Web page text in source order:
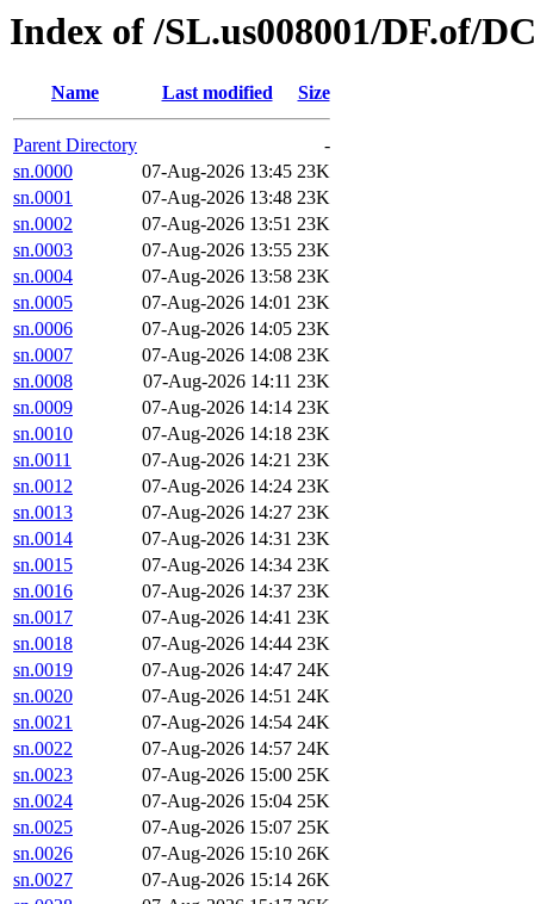
Index of /SL.us008001/DF.of/
Name Last modified Size
Parent Directory
-
sn.0000
07-Aug-2026 13:45 23K
sn.0001
07-Aug-2026 13:48 23K
sn.0002
07-Aug-2026 13:51 23K
sn.0003
07-Aug-2026 13:55 23K
sn.0004
07-Aug-2026 13:58 23K
sn.0005
07-Aug-2026 14:01 23K
sn.0006
07-Aug-2026 14:05 23K
sn.0007
07-Aug-2026 14:08 23K
sn.0008
07-Aug-2026 14:11 23K
sn.0009
07-Aug-2026 14:14 23K
sn.0010
07-Aug-2026 14:18 23K
sn.0011
07-Aug-2026 14:21 23K
sn.0012
07-Aug-2026 14:24 23K
sn.0013
07-Aug-2026 14:27 23K
sn.0014
07-Aug-2026 14:31 23K
sn.0015
07-Aug-2026 14:34 23K
sn.0016
07-Aug-2026 14:37 23K
sn.0017
07-Aug-2026 14:41 23K
sn.0018
07-Aug-2026 14:44 23K
sn.0019
07-Aug-2026 14:47 24K
sn.0020
07-Aug-2026 14:51 24K
sn.0021
07-Aug-2026 14:54 24K
sn.0022
07-Aug-2026 14:57 24K
sn.0023
07-Aug-2026 15:00 25K
sn.0024
07-Aug-2026 15:04 25K
sn.0025
07-Aug-2026 15:07 25K
sn.0026
07-Aug-2026 15:10 26K
sn.0027
07-Aug-2026 15:14 26K